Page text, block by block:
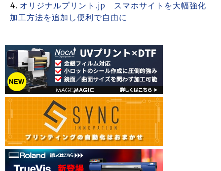
オリジナルプリント.jp スマホサイトを大幅強化
加工方法を追加し便利で自由に